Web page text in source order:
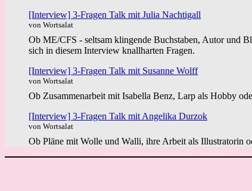
[Interview] 3-Fragen Talk mit Julia Nachtigall
von Wortsalat
Ob ME/CFS - seltsam klingende Buchstaben, Autor und
sich in diesem Interview knallharten Fragen.
[Interview] 3-Fragen Talk mit Susanne Wolff
von Wortsalat
Ob Zusammenarbeit mit Isabella Benz, Larp als Hobby
[Interview] 3-Fragen Talk mit Angelika Durzok
von Wortsalat
Ob Pläne mit Wolle und Walli, ihre Arbeit als Illustratorin